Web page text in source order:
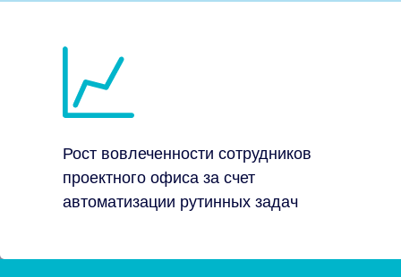
Рост вовлеченности сотрудников
проектного офиса за счет
автоматизации рутинных задач